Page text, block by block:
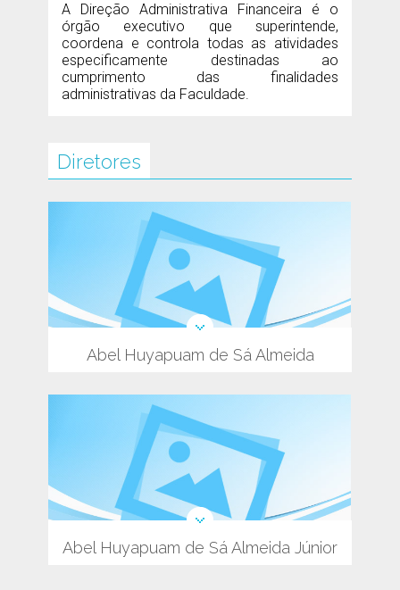
A Direção Administrativa Financeira é o
órgão executivo que superintende,
coordena e controla todas as atividades
especificamente destinadas ao
cumprimento das finalidades
administrativas da Faculdade.
Diretores
Abel Huyapuam de Sá Almeida
Abel Huyapuam de Sá Almeida Júnior